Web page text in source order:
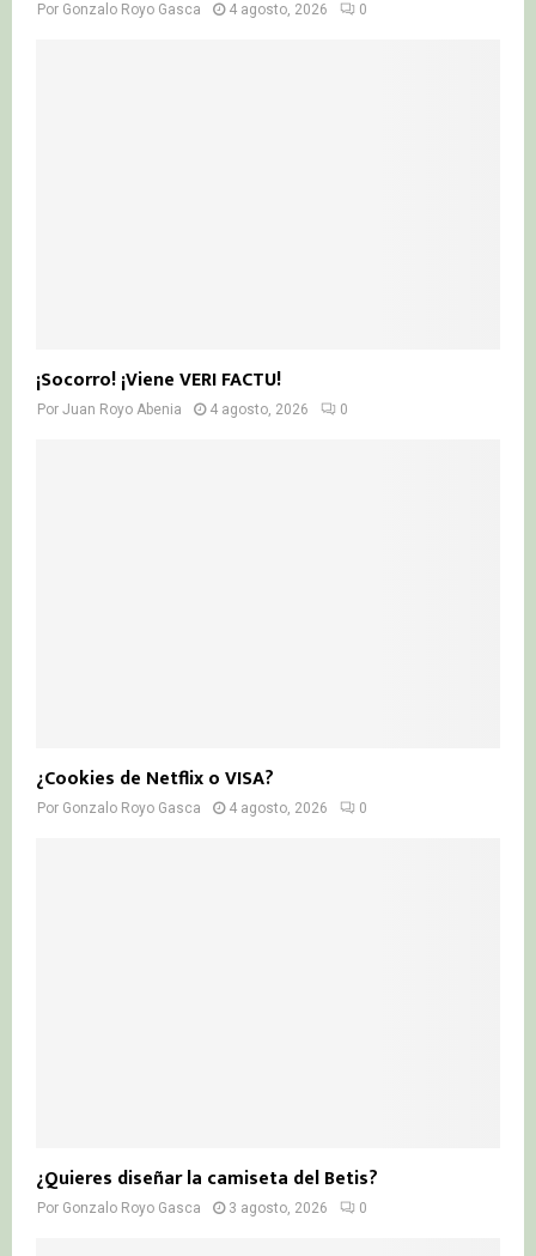
Por Gonzalo Royo Gasca 4 agosto, 2026 0
¡Socorro! ¡Viene VERI FACTU!
Por Juan Royo Abenia 4 agosto, 2026 0
¿Cookies de Netflix o VISA?
Por Gonzalo Royo Gasca 4 agosto, 2026 0
¿Quieres diseñar la camiseta del Betis?
Por Gonzalo Royo Gasca 3 agosto, 2026 0